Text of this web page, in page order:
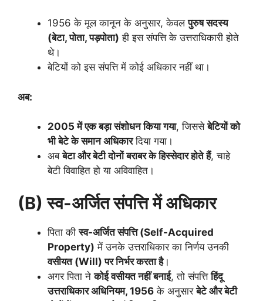
1956 के मूल कानून के अनुसार, केवलपुरुष सदस्य
(बेटा, पोता, पड़पोता) ही इस संपत्ति के उत्तराधिकारी होते
थे।
बेटियों को इस संपत्ति में कोई अधिकार नहीं था।
अब:
2005 में एक बड़ा संशोधन किया गया, जिससेबेटियों को
भी बेटे के समान अधिकारदिया गया।
अबबेटा और बेटी दोनों बराबर के हिस्सेदार होते हैं, चाहे
बेटी विवाहित हो या अविवाहित।
(B) स्व-अर्जित संपत्ति में अधिकार
पिता कीस्व-अर्जित संपत्ति (Self-Acquired
Property) में उनके उत्तराधिकार का निर्णय उनकी
वसीयत (Will) पर निर्भर करता है।
अगर पिता नेकोई वसीयत नहीं बनाई, तो संपत्तिहिंदू
उत्तराधिकार अधिनियम, 1956 के अनुसारबेटे और बेटी